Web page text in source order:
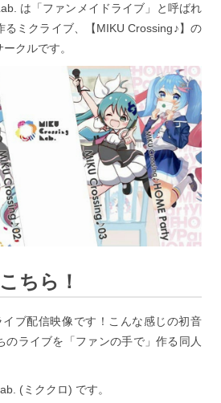
は「ファンメイドライブ」と呼ばれ
るミクライブ、【MIKU Crossing♪】の
クルです。
ちら！
ブ配信映像です！こんな感じの初音
のライブを「ファンの手で」作る同人
(ミククロ) です。